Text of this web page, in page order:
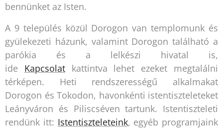
bennünket az Isten.
A 9 település közül Dorogon van templomunk és
gyülekezeti házunk, valamint Dorogon található a
parókia és a lelkészi hivatal is,
ide Kapcsolatkattintva lehet ezeket megtalálni
térképen. Heti rendszerességű alkalmakat
Dorogon és Tokodon, havonkénti istentiszteleteket
Leányváron és Piliscséven tartunk. Istentiszteleti
rendünk itt: Istentiszteleteink, egyéb programjaink